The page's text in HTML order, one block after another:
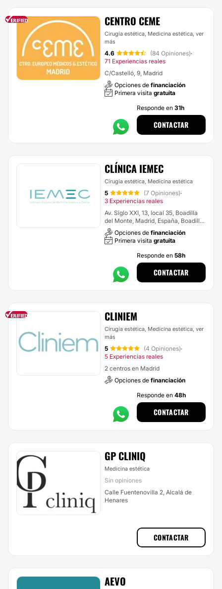
CENTRO CEME
Cirugía estética, Medicina estética, ver
más
4.6 (84 Opiniones)·
71 Experiencias reales
C/Castelló, 9, Madrid
Opciones de financiación
Primera visita gratuita
Responde en 31h
CONTACTAR
CLÍNICA IEMEC
Cirugía estética, Medicina estética
5 (7 Opiniones)·
3 Experiencias reales
Av. Siglo XXI, 13, local 35, Boadilla
del Monte, Madrid, España, Boadilla
del Monte
Opciones de financiación
Primera visita gratuita
Responde en 58h
CONTACTAR
CLINIEM
Cirugía estética, Medicina estética, ver
más
5 (4 Opiniones)·
5 Experiencias reales
2 centros en Madrid
Opciones de financiación
Responde en 48h
CONTACTAR
GP CLINIQ
Medicina estética
Sin opiniones
Calle Fuentenovilla 2, Alcalá de
Henares
CONTACTAR
AEVO